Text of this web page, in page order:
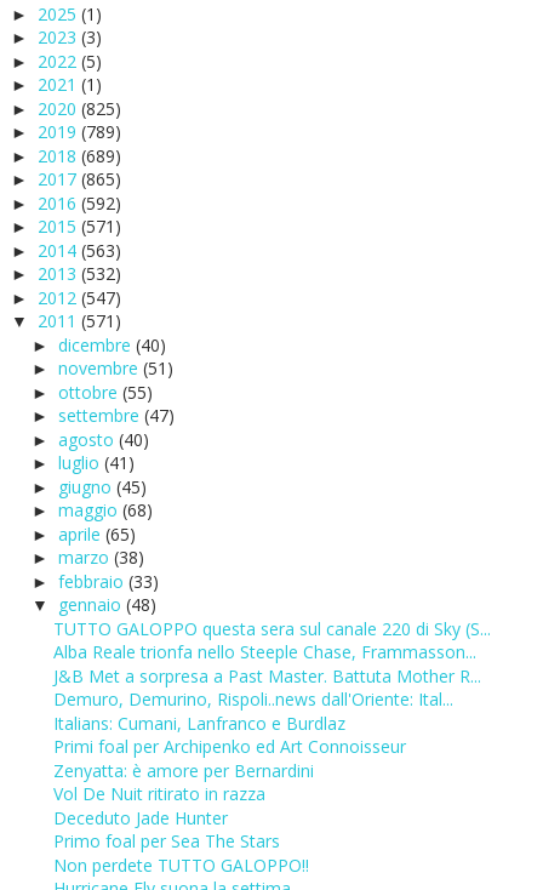
► 2025 (1)
► 2023 (3)
► 2022 (5)
► 2021 (1)
► 2020 (825)
► 2019 (789)
► 2018 (689)
► 2017 (865)
► 2016 (592)
► 2015 (571)
► 2014 (563)
► 2013 (532)
► 2012 (547)
▼ 2011 (571)
► dicembre (40)
► novembre (51)
► ottobre (55)
► settembre (47)
► agosto (40)
► luglio (41)
► giugno (45)
► maggio (68)
► aprile (65)
► marzo (38)
► febbraio (33)
▼ gennaio (48)
TUTTO GALOPPO questa sera sul canale 220 di Sky (S...
Alba Reale trionfa nello Steeple Chase, Frammasson...
J&B Met a sorpresa a Past Master. Battuta Mother R...
Demuro, Demurino, Rispoli..news dall'Oriente: Ital...
Italians: Cumani, Lanfranco e Burdlaz
Primi foal per Archipenko ed Art Connoisseur
Zenyatta: è amore per Bernardini
Vol De Nuit ritirato in razza
Deceduto Jade Hunter
Primo foal per Sea The Stars
Non perdete TUTTO GALOPPO!!